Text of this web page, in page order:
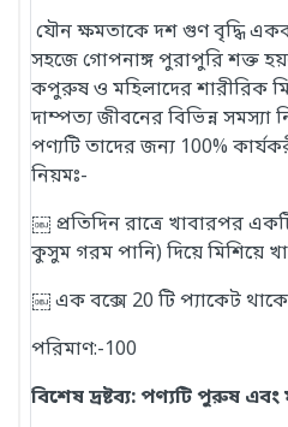
যৌন ক্ষমতাকে দশ গুণ বৃদ্ধি
সহজে গোপনাঙ্গ পুরাপুরি শক্ত
কপুরুষ ও মহিলাদের শারীরিক
দাম্পত্য জীবনের বিভিন্ন
পণ্যটি তাদের জন্য 100%
নিয়মঃ-
￼ প্রতিদিন রাত্রে খাবারপর
কুসুম গরম পানি) দিয়ে মিশিয়ে
￼ এক বক্সে 20 টি প্যাকেট
পরিমাণ:-100
বিশেষ দ্রষ্টব্য: পণ্যটি পুরুষ